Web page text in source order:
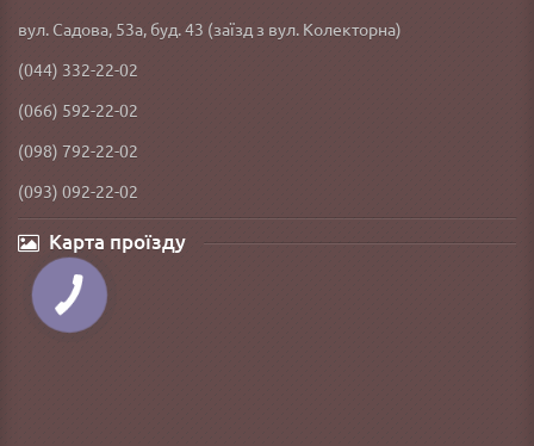
вул. Садова, 53а, буд. 43 (заїзд з вул. Колекторна)
(044) 332-22-02
(066) 592-22-02
(098) 792-22-02
(093) 092-22-02
Карта проїзду